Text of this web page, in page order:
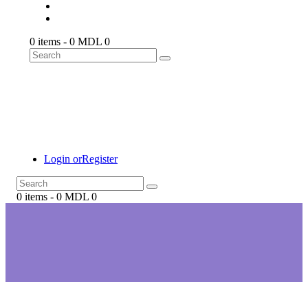
0 items -0 MDL 0
Login orRegister
0 items - 0 MDL 0